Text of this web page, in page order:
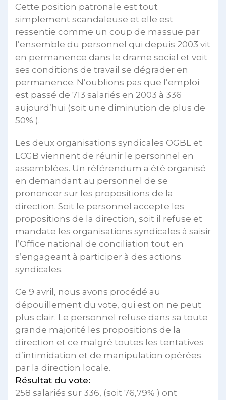
Cette position patronale est tout
simplement scandaleuse et elle est
ressentie comme un coup de massue par
l’ensemble du personnel qui depuis 2003 vit
en permanence dans le drame social et voit
ses conditions de travail se dégrader en
permanence. N’oublions pas que l’emploi
est passé de 713 salariés en 2003 à 336
aujourd’hui (soit une diminution de plus de
50% ).
Les deux organisations syndicales OGBL et
LCGB viennent de réunir le personnel en
assemblées. Un référendum a été organisé
en demandant au personnel de se
prononcer sur les propositions de la
direction. Soit le personnel accepte les
propositions de la direction, soit il refuse et
mandate les organisations syndicales à saisir
l’Office national de conciliation tout en
s’engageant à participer à des actions
syndicales.
Ce 9 avril, nous avons procédé au
dépouillement du vote, qui est on ne peut
plus clair. Le personnel refuse dans sa toute
grande majorité les propositions de la
direction et ce malgré toutes les tentatives
d’intimidation et de manipulation opérées
par la direction locale.
Résultat du vote:
258 salariés sur 336, (soit 76,79% ) ont